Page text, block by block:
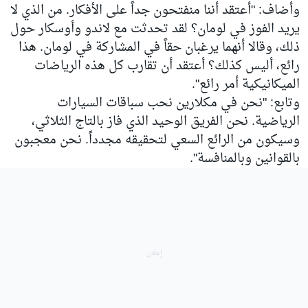
وأضاف: "أعتقد أننا منفتحون جداً على الأفكار. من الذي لا
يريد الفوز في لومان؟ لقد تحدثت مع لاندو وأوسكار حول
ذلك، وقالا أنهما يرغبان حقاً في المشاركة في لومان. هذا
رائع، أليس كذلك؟ أعتقد أن تقارب كل هذه الرياضات
الميكانيكية أمر رائع".
وتابع: "نحن في مكلارين نحب سباقات السيارات
الرياضية. نحن الفريق الوحيد الذي فاز بالتاج الثلاثي،
وسيكون من الرائع السعي لتحقيقه مجدداً. نحن معجبون
بالقوانين وبالمنافسة".